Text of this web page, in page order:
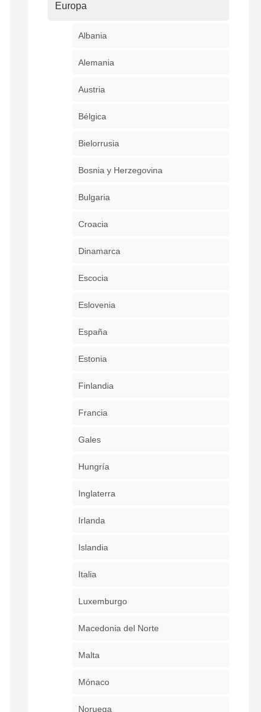
Europa
Albania
Alemania
Austria
Bélgica
Bielorrusia
Bosnia y Herzegovina
Bulgaria
Croacia
Dinamarca
Escocia
Eslovenia
España
Estonia
Finlandia
Francia
Gales
Hungría
Inglaterra
Irlanda
Islandia
Italia
Luxemburgo
Macedonia del Norte
Malta
Mónaco
Noruega